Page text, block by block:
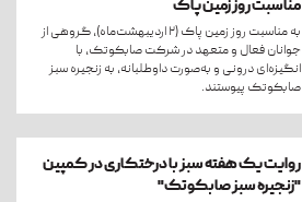
مناسبت روز زمین پاک
به مناسبت روز زمین پاک (۲ اردیبهشت‌ماه)، گروهی از
جوانان فعال و متعهد در شرکت صابکوتک، با
انگیزه‌ای درونی و به‌صورت داوطلبانه، به زنجیره سبز
صابکوتک پیوستند.
روایت یک هفته سبز با درختکاری در کمپین
"زنجیره سبز صابکوتک"